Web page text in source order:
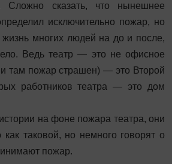
Сложно сказать, что нынешнее
исключительно пожар, но
жизнь многих людей на до и после,
Ведь театр — это не офисное
и там пожар страшен) — это Второй
работников театра — это дом
на фоне пожара театра, они
таковой, но немного говорят о
пожар.